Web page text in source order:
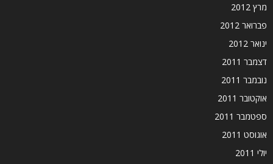
מרץ 2012
פברואר 2012
ינואר 2012
דצמבר 2011
נובמבר 2011
אוקטובר 2011
ספטמבר 2011
אוגוסט 2011
יולי 2011